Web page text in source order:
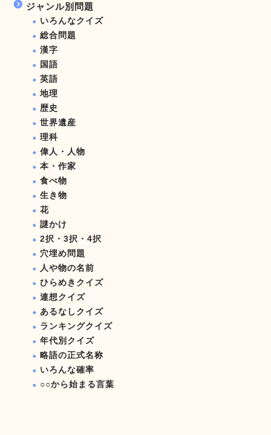
ジャンル別問題
いろんなクイズ
総合問題
漢字
国語
英語
地理
歴史
世界遺産
理科
偉人・人物
本・作家
食べ物
生き物
花
謎かけ
2択・3択・4択
穴埋め問題
人や物の名前
ひらめきクイズ
連想クイズ
あるなしクイズ
ランキングクイズ
年代別クイズ
略語の正式名称
いろんな確率
○○から始まる言葉